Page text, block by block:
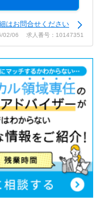
お問合せください
02/06 求人番号：10147351